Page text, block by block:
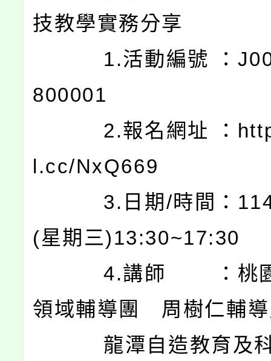
技教學實務分享
1.活動編號 ：
800001
2.報名網址 ：
l.cc/NxQ669
3.日期/時間：
(星期三)13:30~17:30
4.講師 ：桃園
領域輔導團 周樹仁輔
龍潭自造教育及